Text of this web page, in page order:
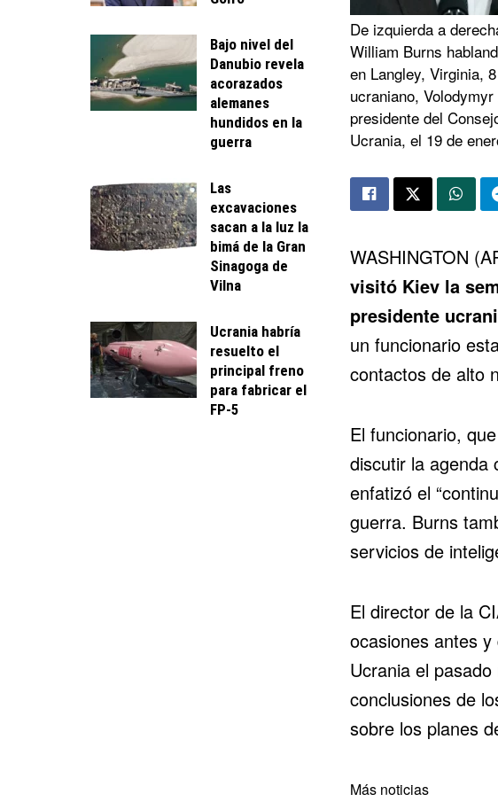
De izquierda a
William Burns
en Langley, Virginia,
ucraniano,
presidente del
Ucrania, el 19 de
WASHINGTON
visitó Kiev la
presidente
un funcionario
contactos de alto
El funcionario,
discutir la agenda
enfatizó el
guerra. Burns
servicios de
El director de la
ocasiones antes
Ucraniael pasado
conclusiones de
sobre los planes
Más noticias
Bajo nivel del
Danubio revela
acorazados
alemanes
hundidos en la
guerra
Las
excavaciones
sacan a la luz la
bimá de la Gran
Sinagoga de
Vilna
Ucrania habría
resuelto el
principal freno
para fabricar el
FP-5